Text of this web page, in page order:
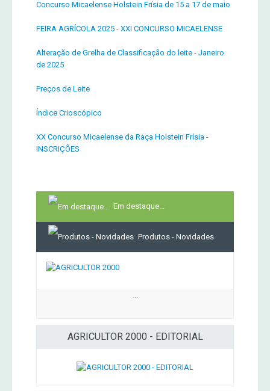
Concurso Micaelense Holstein Frísia de 15 a 17 de maio
FEIRA AGRÍCOLA 2025 - XXI CONCURSO MICAELENSE
Alteração de Grelha de Classificação do leite - Janeiro
de 2025
Preços de Leite
Índice Crioscópico
XX Concurso Micaelense da Raça Holstein Frísia -
INSCRIÇÕES
Em destaque...
Produtos - Novidades
...
AGRICULTOR 2000 - EDITORIAL